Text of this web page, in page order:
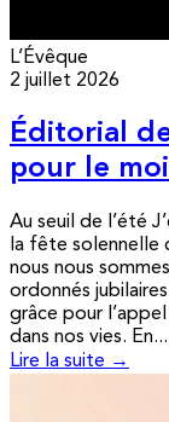
L’Évêque
2 juillet 2026
Éditorial
pour le
Au seuil de l’été
la fête solennelle
nous nous
ordonnés
grâce pour
dans nos vies. En...
Lire la suite →